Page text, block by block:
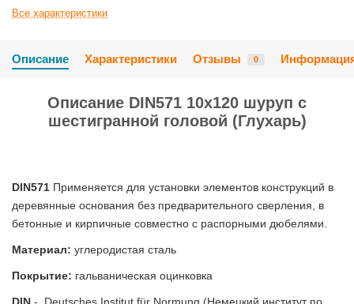
Все характеристики
Описание Характеристики Отзывы 0
Описание DIN571 10х120 шуруп с
шестигранной головой (Глухарь)
DIN571 Применяется для установки элементов конструкций в
деревянные основания без предварительного сверления, в
бетонные и кирпичные совместно с распорными дюбелями.
Материал: углеродистая сталь
Покрытие: гальваническая оцинковка